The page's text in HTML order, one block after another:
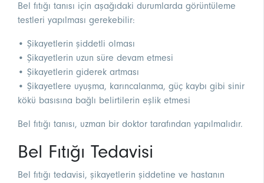
Bel fıtığı tanısı için aşağıdaki durumlarda görüntüleme
testleri yapılması gerekebilir:
• Şikayetlerin şiddetli olması
• Şikayetlerin uzun süre devam etmesi
• Şikayetlerin giderek artması
• Şikayetlere uyuşma, karıncalanma, güç kaybı gibi sinir
kökü basısına bağlı belirtilerin eşlik etmesi
Bel fıtığı tanısı, uzman bir doktor tarafından yapılmalıdır.
Bel Fıtığı Tedavisi
Bel fıtığı tedavisi, şikayetlerin şiddetine ve hastanın